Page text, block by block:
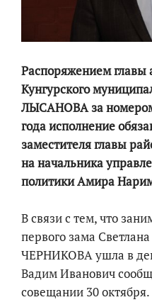
Распоряжением главы
Кунгурского
ЛЫСАНОВА за номером
года исполнение
заместителя главы
на начальника
политики Амира
В связи с тем, что
первого зама
ЧЕРНИКОВА ушла в
Вадим Иванович
совещании 30 октября.